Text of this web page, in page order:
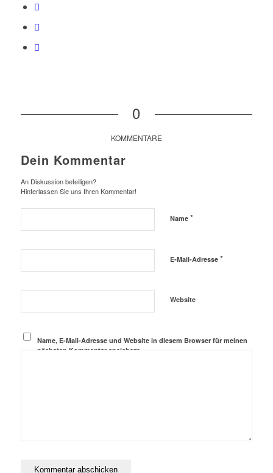
0
KOMMENTARE
Dein Kommentar
An Diskussion beteiligen?
Hinterlassen Sie uns Ihren Kommentar!
Name *
E-Mail-Adresse *
Website
Name, E-Mail-Adresse und Website in diesem Browser für meinen
nächsten Kommentar speichern.